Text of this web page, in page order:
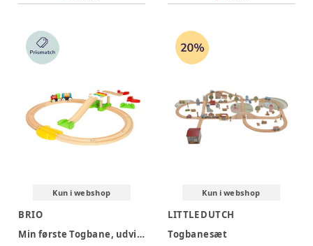
Kun i webshop
BRIO
Min første Togbane, udvidet
Kun i webshop
LITTLE DUTCH
Togbanesæt